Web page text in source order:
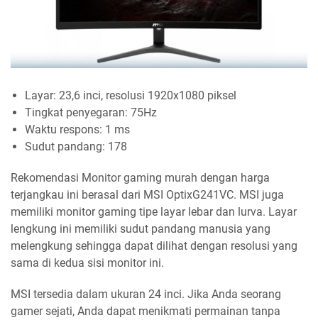
Layar: 23,6 inci, resolusi 1920x1080 piksel
Tingkat penyegaran: 75Hz
Waktu respons: 1 ms
Sudut pandang: 178
Rekomendasi Monitor gaming murah dengan harga
terjangkau ini berasal dari MSI OptixG241VC. MSI juga
memiliki monitor gaming tipe layar lebar dan lurva. Layar
lengkung ini memiliki sudut pandang manusia yang
melengkung sehingga dapat dilihat dengan resolusi yang
sama di kedua sisi monitor ini.
MSI tersedia dalam ukuran 24 inci. Jika Anda seorang
gamer sejati, Anda dapat menikmati permainan tanpa